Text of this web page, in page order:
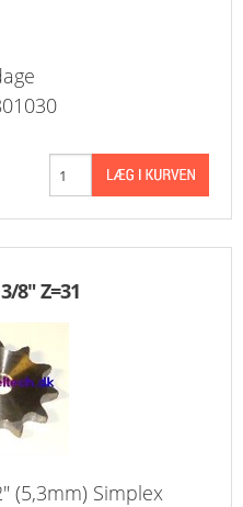
8" Z=31
(5,3mm) Simplex